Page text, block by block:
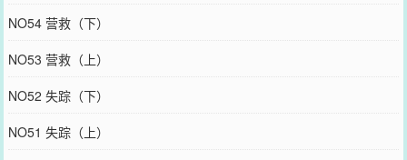
NO54 营救（下）
NO53 营救（上）
NO52 失踪（下）
NO51 失踪（上）